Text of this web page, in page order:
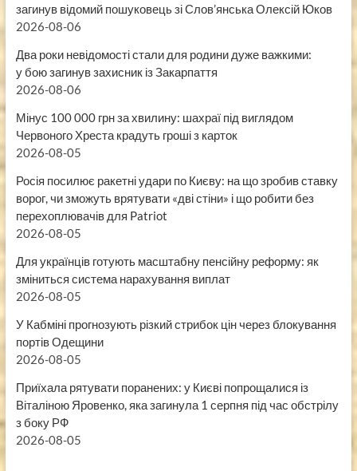
загинув відомий пошуковець зі Слов’янська Олексій Юков
2026-08-06
Два роки невідомості стали для родини дуже важкими:
у бою загинув захисник із Закарпаття
2026-08-06
Мінус 100 000 грн за хвилину: шахраї під виглядом
Червоного Хреста крадуть гроші з карток
2026-08-05
Росія посилює ракетні удари по Києву: на що зробив ставку
ворог, чи зможуть врятувати «дві стіни» і що робити без
перехоплювачів для Patriot
2026-08-05
Для українців готують масштабну пенсійну реформу: як
зміниться система нарахування виплат
2026-08-05
У Кабміні прогнозують різкий стрибок цін через блокування
портів Одещини
2026-08-05
Приїхала рятувати поранених: у Києві попрощалися із
Віталіною Яровенко, яка загинула 1 серпня під час обстрілу
з боку РФ
2026-08-05